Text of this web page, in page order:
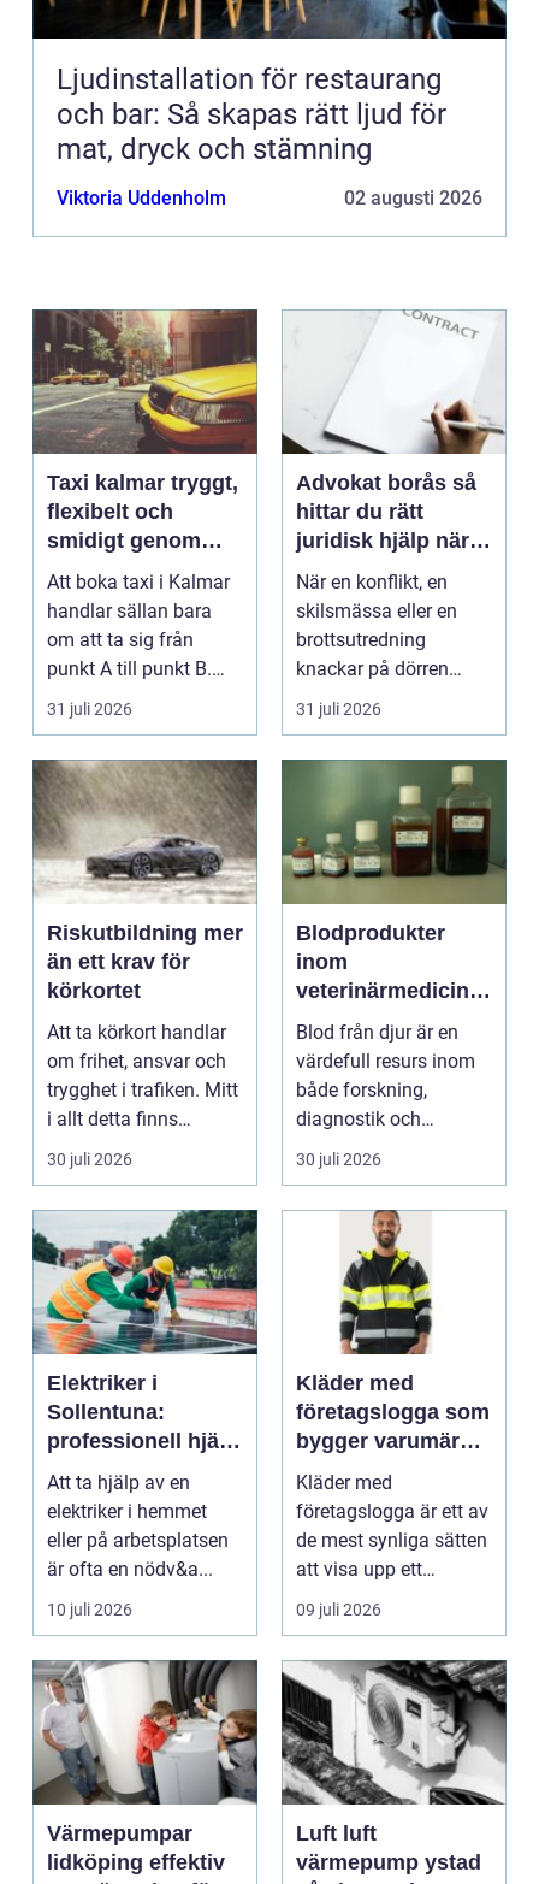
Ljudinstallation för restaurang
och bar: Så skapas rätt ljud för
mat, dryck och stämning
Viktoria Uddenholm 02 augusti 2026
Taxi kalmar tryggt,
flexibelt och
smidigt genom
hela resan
Att boka taxi i Kalmar
handlar sällan bara
om att ta sig från
punkt A till punkt B.
För många är res...
31 juli 2026
Advokat borås så
hittar du rätt
juridisk hjälp när
livet krånglar
När en konflikt, en
skilsmässa eller en
brottsutredning
knackar på dörren
förändras vardagen
snabbt....
31 juli 2026
Riskutbildning mer
än ett krav för
körkortet
Att ta körkort handlar
om frihet, ansvar och
trygghet i trafiken. Mitt
i allt detta finns
riskutbild...
30 juli 2026
Blodprodukter
inom
veterinärmedicin
funktion, kvalitet
och användning
Blod från djur är en
värdefull resurs inom
både forskning,
diagnostik och
veterinärmedicin. När
blod...
30 juli 2026
Elektriker i
Sollentuna:
professionell hjälp
när du behöver det
Att ta hjälp av en
elektriker i hemmet
eller på arbetsplatsen
är ofta en nödv&a...
10 juli 2026
Kläder med
företagslogga som
bygger varumärke
i vardagen
Kläder med
företagslogga är ett av
de mest synliga sätten
att visa upp ett
varum...
09 juli 2026
Värmepumpar
lidköping effektiv
Luft luft
värmepump ystad